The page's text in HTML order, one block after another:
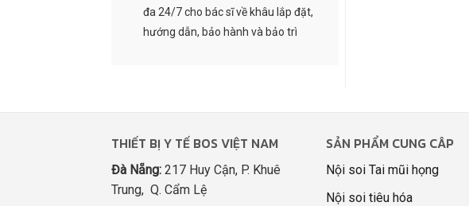
đa 24/7 cho bác sĩ về khâu lắp đặt,
hướng dẫn, bảo hành và bảo trì
THIẾT BỊ Y TẾ BOS VIỆT NAM
Đà Nẵng: 217 Huy Cận, P. Khuê
Trung, Q. Cẩm Lệ
SẢN PHẨM CUNG CÂP
Nội soi Tai mũi họng
Nội soi tiêu hóa